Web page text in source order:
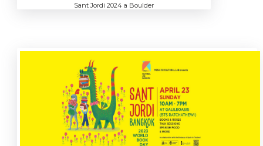
Sant Jordi 2024 a Boulder